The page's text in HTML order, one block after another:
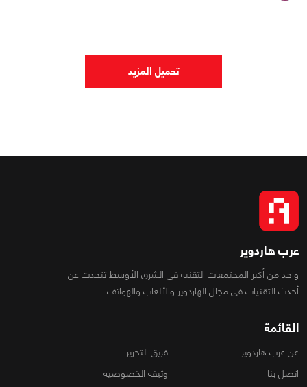
تحميل المزيد
عرب هاردوير
واحد من أكبر المجتمعات التقنية فى الشرق الأوسط تتحدث عن
أحدث التقنيات فى مجال الهاردوير والألعاب والهواتف
القائمة
عن عرب هاردوير
فريق التحرير
اتصل بنا
وثيقة الخصوصية